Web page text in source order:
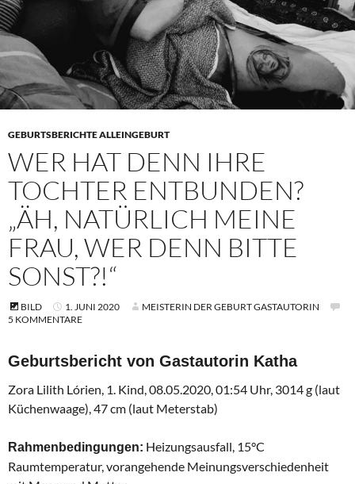
GEBURTSBERICHTE ALLEINGEBURT
WER HAT DENN IHRE
TOCHTER ENTBUNDEN?
„ÄH, NATÜRLICH MEINE
FRAU, WER DENN BITTE
SONST?!“
BILD 1. JUNI 2020
MEISTERIN DER GEBURT GASTAUTORIN
5 KOMMENTARE
Geburtsbericht von Gastautorin Katha
Zora Lilith Lórien, 1. Kind, 08.05.2020, 01:54 Uhr, 3014 g (laut
Küchenwaage), 47 cm (laut Meterstab)
Rahmenbedingungen: Heizungsausfall, 15°C
Raumtemperatur, vorangehende Meinungsverschiedenheit